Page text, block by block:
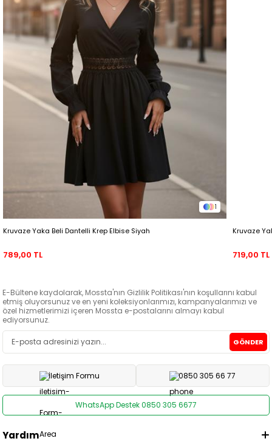
1
Kruvaze Yaka Beli Dantelli Krep Elbise Siyah
789,00 TL
Kruvaze
719,00 TL
E-Bültene kaydolarak, Mossta'nın Gizlilik Politikası'nın koşullarını kabul
etmiş oluyorsunuz ve en yeni koleksiyonlarımızı, kampanyalarımızı ve
özel hizmetlerimizi içeren Mossta e-postalarını almayı kabul
ediyorsunuz.
GÖNDER
İletişim Formu 0850 305 66 77
WhatsApp Destek 0850 305 6677
Yardım